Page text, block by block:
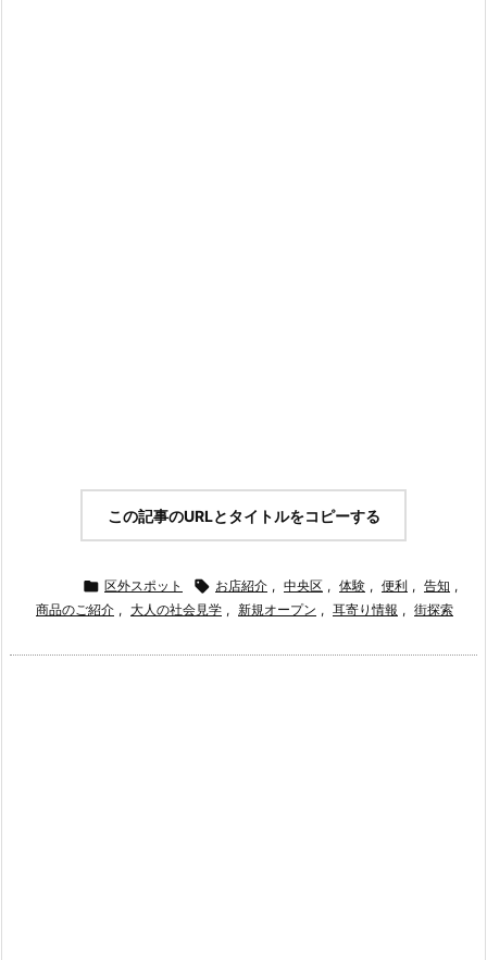
この記事のURLとタイトルをコピーする
 区外スポット  お店紹介 , 中央区 , 体験 , 便利 , 告知 ,
商品のご紹介 , 大人の社会見学 , 新規オープン , 耳寄り情報 , 街探索